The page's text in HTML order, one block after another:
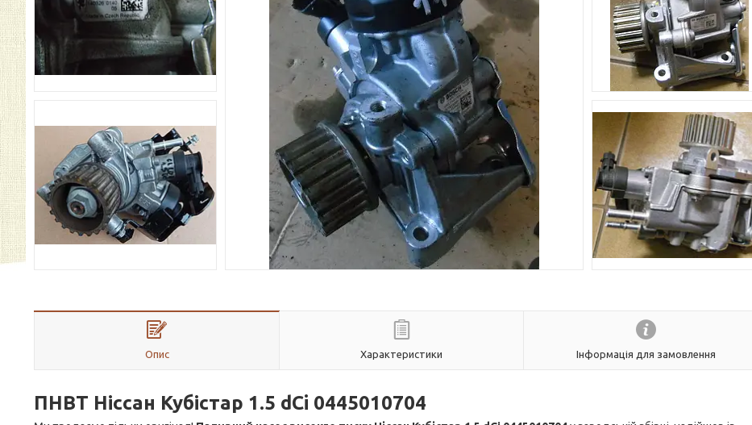
Опис Характеристики Інформація для замовлення
ПНВТ Ніссан Кубістар 1.5 dCi 0445010704